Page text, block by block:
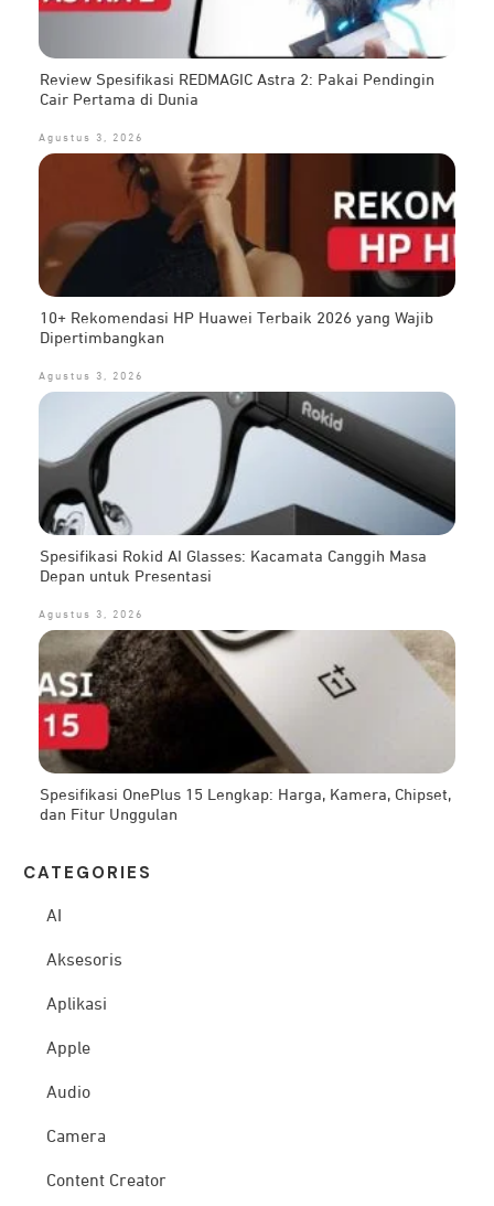
Review Spesifikasi REDMAGIC Astra 2: Pakai Pendingin
Cair Pertama di Dunia
Agustus 3, 2026
10+ Rekomendasi HP Huawei Terbaik 2026 yang Wajib
Dipertimbangkan
Agustus 3, 2026
Spesifikasi Rokid AI Glasses: Kacamata Canggih Masa
Depan untuk Presentasi
Agustus 3, 2026
Spesifikasi OnePlus 15 Lengkap: Harga, Kamera, Chipset,
dan Fitur Unggulan
CATEG ORIES
AI
Aksesoris
Aplikasi
Apple
Audio
Camera
Content Creator